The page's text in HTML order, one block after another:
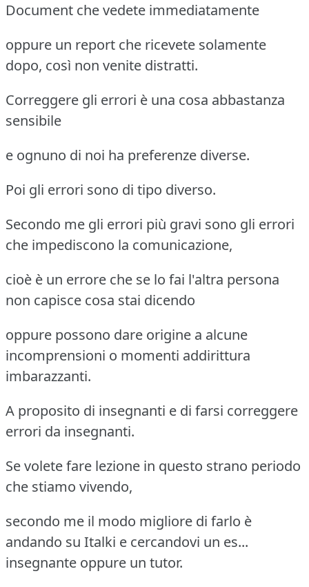
Document che vedete immediatamente
oppure un report che ricevete solamente
dopo, così non venite distratti.
Correggere gli errori è una cosa abbastanza
sensibile
e ognuno di noi ha preferenze diverse.
Poi gli errori sono di tipo diverso.
Secondo me gli errori più gravi sono gli errori
che impediscono la comunicazione,
cioè è un errore che se lo fai l'altra persona
non capisce cosa stai dicendo
oppure possono dare origine a alcune
incomprensioni o momenti addirittura
imbarazzanti.
A proposito di insegnanti e di farsi correggere
errori da insegnanti.
Se volete fare lezione in questo strano periodo
che stiamo vivendo,
secondo me il modo migliore di farlo è
andando su Italki e cercandovi un es...
insegnante oppure un tutor.